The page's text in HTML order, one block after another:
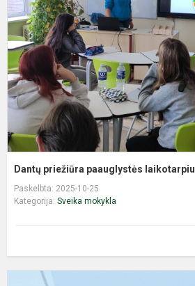
Dantų priežiūra paauglystės laikotarpiu
Paskelbta: 2025-10-25
Kategorija: Sveika mokykla